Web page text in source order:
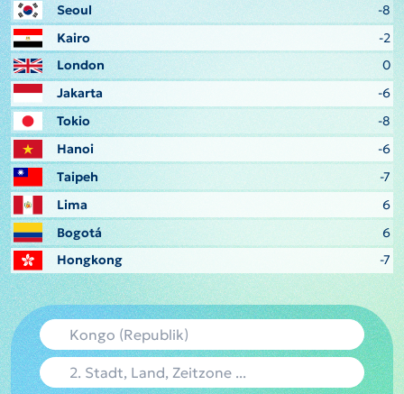
Seoul
-8
Kairo
-2
London
0
Jakarta
-6
Tokio
-8
Hanoi
-6
Taipeh
-7
Lima
6
Bogotá
6
Hongkong
-7